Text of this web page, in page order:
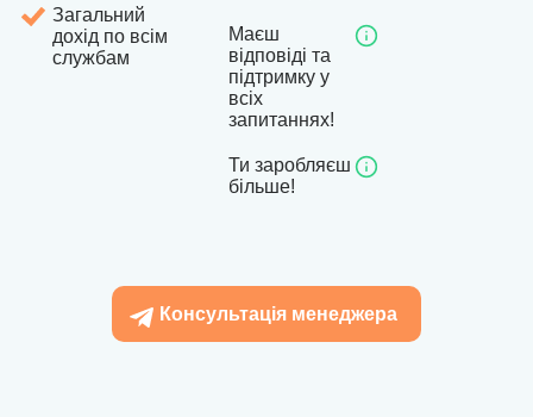
Загальний
дохід по всім
службам
Маєш
відповіді та
підтримку у
всіх
запитаннях!
Ти заробляєш
більше!
Консультація менеджера